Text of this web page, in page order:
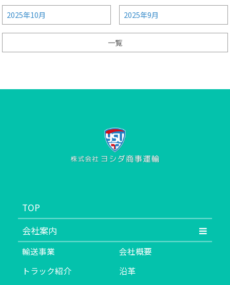
2025年10月 2025年9月
一覧
TOP
会社案内
輸送事業
会社概要
トラック紹介
沿革